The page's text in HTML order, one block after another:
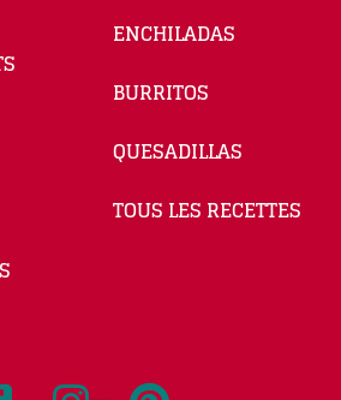
ENCHILADAS
BURRITOS
QUESADILLAS
TOUS LES RECETTES